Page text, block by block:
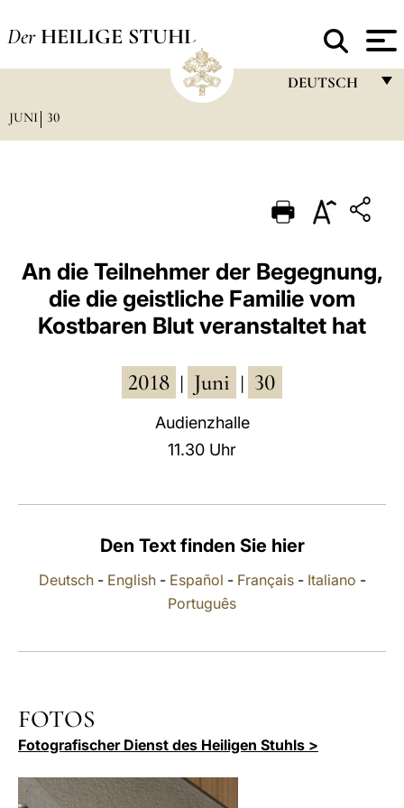
Der HEILIGE STUHL
DEUTSCH
PORTUGUÊS
DEUTSCH
POLSKI
JUNI 30
An die Teilnehmer der Begegnung,
die die geistliche Familie vom
Kostbaren Blut veranstaltet hat
2018 Juni 30
Audienzhalle
11.30 Uhr
Den Text finden Sie hier
Deutsch- English- Español - Français- Italiano -
Português
FOTOS
Fotografischer Dienst des Heiligen Stuhls >